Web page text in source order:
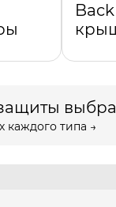
каждого типа →